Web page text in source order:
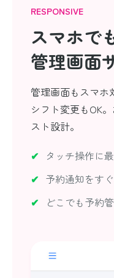
RESPONSIVE
スマホで
管理画面
管理画面もスマホ
シフト変更もOK
スト設計。
タッチ操作に
予約通知をす
どこでも予約